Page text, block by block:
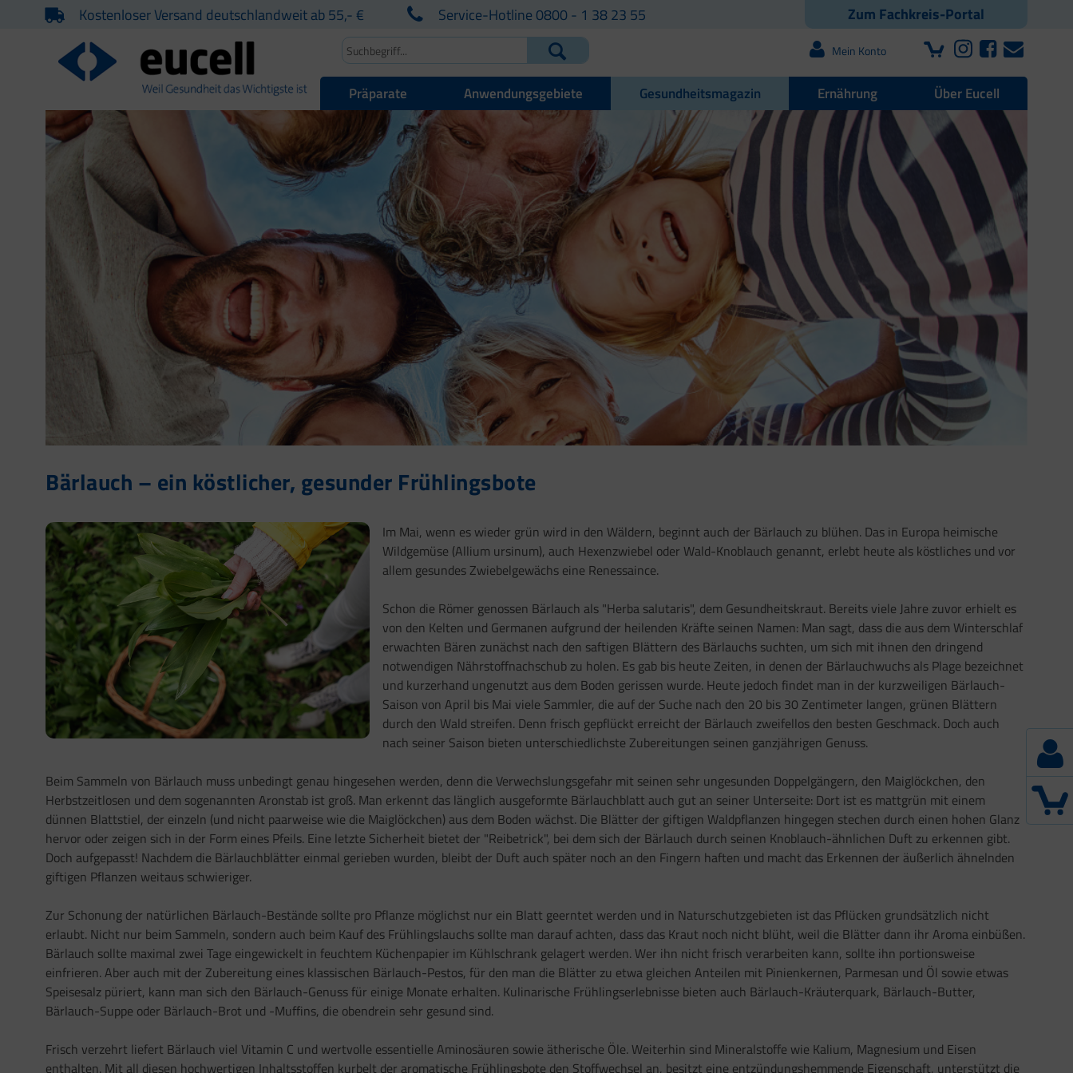
Zum Fachkreis-Portal
Kostenloser Versand deutschlandweit ab 55,- € Service-Hotline 0800 - 1 38 23 55
Mein Konto
Präparate Anwendungsgebiete Gesundheitsmagazin Ernährung Über Eucell
Bärlauch – ein köstlicher, gesunder Frühlingsbote
Im Mai, wenn es wieder grün wird in den Wäldern, beginnt auch der Bärlauch zu blühen. Das in Europa heimische
Wildgemüse (Allium ursinum), auch Hexenzwiebel oder Wald-Knoblauch genannt, erlebt heute als köstliches und vor
allem gesundes Zwiebelgewächs eine Renessaince.
Schon die Römer genossen Bärlauch als "Herba salutaris", dem Gesundheitskraut. Bereits viele Jahre zuvor erhielt es
von den Kelten und Germanen aufgrund der heilenden Kräfte seinen Namen: Man sagt, dass die aus dem Winterschlaf
erwachten Bären zunächst nach den saftigen Blättern des Bärlauchs suchten, um sich mit ihnen den dringend
notwendigen Nährstoffnachschub zu holen. Es gab bis heute Zeiten, in denen der Bärlauchwuchs als Plage bezeichnet
und kurzerhand ungenutzt aus dem Boden gerissen wurde. Heute jedoch findet man in der kurzweiligen Bärlauch-
Saison von April bis Mai viele Sammler, die auf der Suche nach den 20 bis 30 Zentimeter langen, grünen Blättern
durch den Wald streifen. Denn frisch gepflückt erreicht der Bärlauch zweifellos den besten Geschmack. Doch auch
nach seiner Saison bieten unterschiedlichste Zubereitungen seinen ganzjährigen Genuss.
Beim Sammeln von Bärlauch muss unbedingt genau hingesehen werden, denn die Verwechslungsgefahr mit seinen sehr ungesunden Doppelgängern, den Maiglöckchen, den
Herbstzeitlosen und dem sogenannten Aronstab ist groß. Man erkennt das länglich ausgeformte Bärlauchblatt auch gut an seiner Unterseite: Dort ist es mattgrün mit einem
dünnen Blattstiel, der einzeln (und nicht paarweise wie die Maiglöckchen) aus dem Boden wächst. Die Blätter der giftigen Waldpflanzen hingegen stechen durch einen hohen Glanz
hervor oder zeigen sich in der Form eines Pfeils. Eine letzte Sicherheit bietet der "Reibetrick", bei dem sich der Bärlauch durch seinen Knoblauch-ähnlichen Duft zu erkennen gibt.
Doch aufgepasst! Nachdem die Bärlauchblätter einmal gerieben wurden, bleibt der Duft auch später noch an den Fingern haften und macht das Erkennen der äußerlich ähnelnden
giftigen Pflanzen weitaus schwieriger.
Zur Schonung der natürlichen Bärlauch-Bestände sollte pro Pflanze möglichst nur ein Blatt geerntet werden und in Naturschutzgebieten ist das Pflücken grundsätzlich nicht
erlaubt. Nicht nur beim Sammeln, sondern auch beim Kauf des Frühlingslauchs sollte man darauf achten, dass das Kraut noch nicht blüht, weil die Blätter dann ihr Aroma einbüßen.
Bärlauch sollte maximal zwei Tage eingewickelt in feuchtem Küchenpapier im Kühlschrank gelagert werden. Wer ihn nicht frisch verarbeiten kann, sollte ihn portionsweise
einfrieren. Aber auch mit der Zubereitung eines klassischen Bärlauch-Pestos, für den man die Blätter zu etwa gleichen Anteilen mit Pinienkernen, Parmesan und Öl sowie etwas
Speisesalz püriert, kann man sich den Bärlauch-Genuss für einige Monate erhalten. Kulinarische Frühlingserlebnisse bieten auch Bärlauch-Kräuterquark, Bärlauch-Butter,
Bärlauch-Suppe oder Bärlauch-Brot und -Muffins, die obendrein sehr gesund sind.
Frisch verzehrt liefert Bärlauch viel Vitamin C und wertvolle essentielle Aminosäuren sowie ätherische Öle. Weiterhin sind Mineralstoffe wie Kalium, Magnesium und Eisen
enthalten. Mit all diesen hochwertigen Inhaltsstoffen kurbelt der aromatische Frühlingsbote den Stoffwechsel an, besitzt eine entzündungshemmende Eigenschaft, unterstützt die